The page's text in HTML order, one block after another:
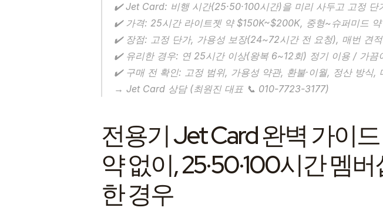
✔️ Jet Card: 비행 시간(25·50·100시간)을 미리 사두고 고정 단
✔️ 가격: 25시간 라이트젯 약 $150K~$200K, 중형~슈퍼미드
✔️ 장점: 고정 단가, 가용성 보장(24~72시간 전 요청), 매번 견
✔️ 유리한 경우: 연 25시간 이상(왕복 6~12회) 정기 이용 / 가끔
✔️ 구매 전 확인: 고정 범위, 가용성 약관, 환불·이월, 정산 방식,
→ Jet Card 상담 (최원진 대표 📞 010-7723-3177)
전용기 Jet Card 완벽 가이
약 없이, 25·50·100시간 멤
한 경우